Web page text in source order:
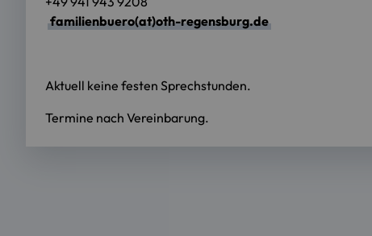
familienbuero(at)oth-regensburg.de
Aktuell keine festen Sprechstunden.
Termine nach Vereinbarung.